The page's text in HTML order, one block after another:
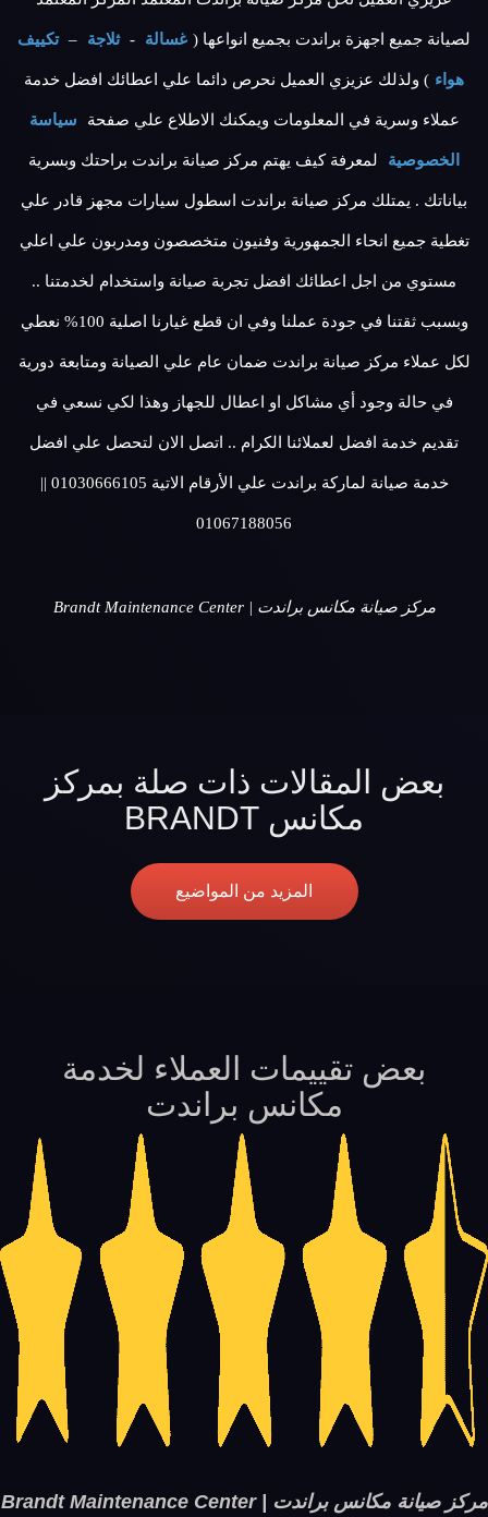
لصيانة جميع اجهزة براندت بجميع انواعها ( غسالة - ثلاجة – تكييف
هواء ) ولذلك عزيزي العميل نحرص دائما علي اعطائك افضل خدمة
عملاء وسرية في المعلومات ويمكنك الاطلاع علي صفحة سياسة
الخصوصية لمعرفة كيف يهتم مركز صيانة براندت براحتك وبسرية
بياناتك . يمتلك مركز صيانة براندت اسطول سيارات مجهز قادر علي
تغطية جميع انحاء الجمهورية وفنيون متخصصون ومدربون علي اعلي
مستوي من اجل اعطائك افضل تجربة صيانة واستخدام لخدمتنا ..
وبسبب ثقتنا في جودة عملنا وفي ان قطع غيارنا اصلية 100% نعطي
لكل عملاء مركز صيانة براندت ضمان عام علي الصيانة ومتابعة دورية
في حالة وجود أي مشاكل او اعطال للجهاز وهذا لكي نسعي في
تقديم خدمة افضل لعملائنا الكرام .. اتصل الان لتحصل علي افضل
خدمة صيانة لماركة براندت علي الأرقام الاتية 01030666105 ||
01067188056
مركز صيانة مكانس براندت | Brandt Maintenance Center
بعض المقالات ذات صلة بمركز
مكانس BRANDT
المزيد من المواضيع
بعض تقييمات العملاء لخدمة
مكانس براندت
مركز صيانة مكانس براندت | Brandt Maintenance Center